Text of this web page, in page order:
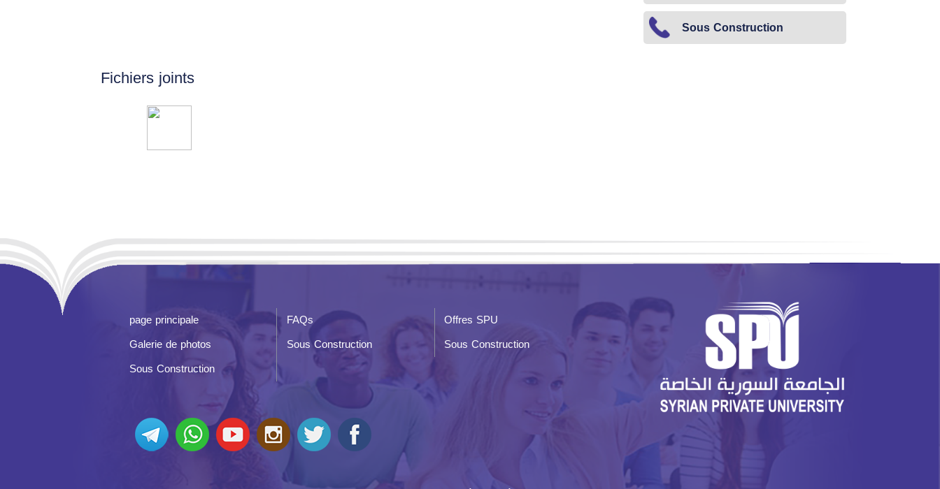
Sous Construction
Fichiers joints
page principale FAQs
Offres SPU
Galerie de photos
Sous Construction
Sous Construction
Sous Construction